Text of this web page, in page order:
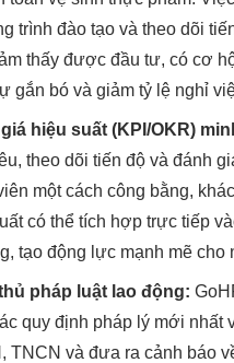
trình đào tạo và theo dõi
thấy được đầu tư, có cơ
gắn bó và giảm tỷ lệ nghỉ
hiệu suất (KPI/OKR)
theo dõi tiến độ và đánh
một cách công bằng,
có thể tích hợp trực tiếp
tạo động lực mạnh mẽ cho
pháp luật lao động:
quy định pháp lý mới nhất
TNCN và đưa ra cảnh báo